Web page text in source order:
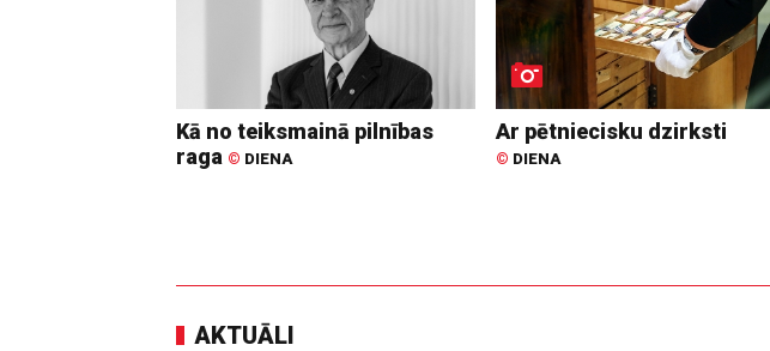
Kā no teiksmainā pilnības
raga © DIENA
Ar pētniecisku dzirksti
© DIENA
AKTUĀLI